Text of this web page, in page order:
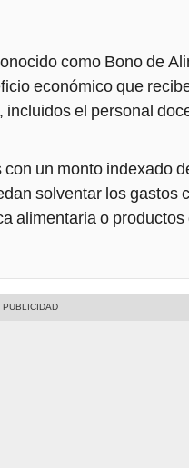
como Bono de
económico que
el personal
un monto indexado
solventar los gastos
alimentaria o productos